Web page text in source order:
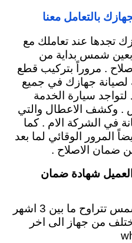
بالتعامل معنا
تجدها عند تعاملك مع
بعين شمس بداية من
. مروراً بتركيب قطع
لصيانة جهازك في جميع
سيارة الخدمة
. وكشف الاعطال والتي
في الشركة الام . كما
المرور الوقائي لما بعد
ضمان الاصلاح .
العميل شهادة ضمان
مركز صيانة ويرلبول بعين شمس تتراوح ما بين 3 اشهر
تختلف من جهاز الى اخر